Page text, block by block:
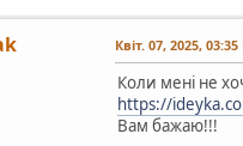
Квіт. 07, 2025,
Коли мені не
https://
Вам бажаю!!!